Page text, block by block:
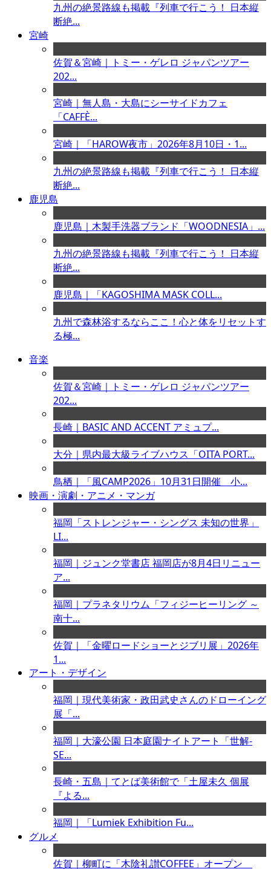
九州の絶景路線も掲載『列車で行こう！ 日本縦
断絶...
宮崎
佐賀＆宮崎｜トミー・ゲレロ ジャパンツアー
202...
宮崎｜無人島・大島にシーサイドカフェ
「CAFFÈ...
宮崎｜「HAROW夜市」2026年8月10日・1...
九州の絶景路線も掲載『列車で行こう！ 日本縦
断絶...
鹿児島
鹿児島｜木製手洗器ブランド「WOODNESIA」...
九州の絶景路線も掲載『列車で行こう！ 日本縦
断絶...
鹿児島｜「KAGOSHIMA MASK COLL...
九州で森林浴するならここ！心と体をリセットす
る極...
音楽
佐賀＆宮崎｜トミー・ゲレロ ジャパンツアー
202...
長崎｜BASIC AND ACCENT アミュプ...
大分｜県内最大級ライブハウス「OITA PORT...
鳥栖｜「風CAMP2026」10月31日開催 小...
映画・演劇・アニメ・マンガ
福岡「ストレンジャー・シングス 未知の世界」
LI...
福岡｜ジュンク堂書店 福岡店が8月4日リニュー
ア...
福岡｜プラネタリウム「フィジーヒーリング ～
南十...
佐賀｜「金曜ロードショーとジブリ展」2026年
1...
アート・デザイン
福岡｜現代美術家・政田武史さんのドローイング
展「...
福岡｜大濠公園 日本庭園ナイトアート「世解-
SE...
長崎・五島｜てとば美術館で「土屋未久 個展
『よる...
福岡｜「Lumiek Exhibition Fu...
グルメ
佐賀｜柳町に「木陰礼讃COFFEE」オープン